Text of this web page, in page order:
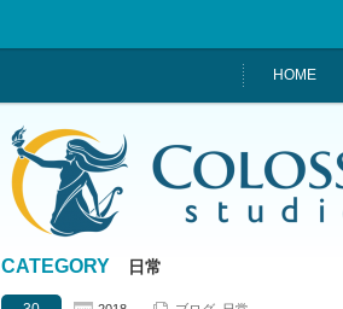
HOME
CATEGORY 日常